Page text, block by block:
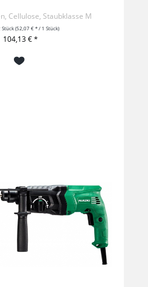
Cellulose, Staubklasse M
Stück(52,07 € * / 1 Stück)
104,13 € *
WARENKORB